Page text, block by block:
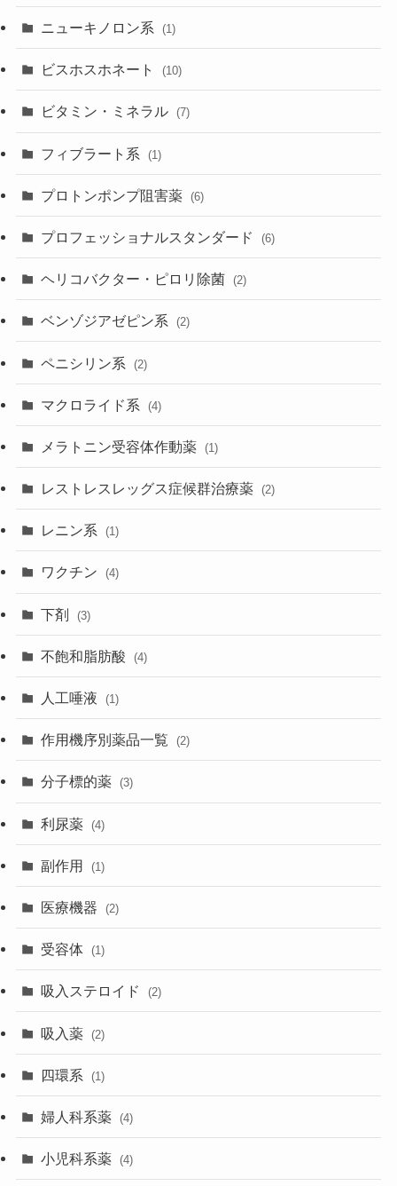
ニューキノロン系 (1)
ビスホスホネート (10)
ビタミン・ミネラル (7)
フィブラート系 (1)
プロトンポンプ阻害薬 (6)
プロフェッショナルスタンダード (6)
ヘリコバクター・ピロリ除菌 (2)
ベンゾジアゼピン系 (2)
ペニシリン系 (2)
マクロライド系 (4)
メラトニン受容体作動薬 (1)
レストレスレッグス症候群治療薬 (2)
レニン系 (1)
ワクチン (4)
下剤 (3)
不飽和脂肪酸 (4)
人工唾液 (1)
作用機序別薬品一覧 (2)
分子標的薬 (3)
利尿薬 (4)
副作用 (1)
医療機器 (2)
受容体 (1)
吸入ステロイド (2)
吸入薬 (2)
四環系 (1)
婦人科系薬 (4)
小児科系薬 (4)